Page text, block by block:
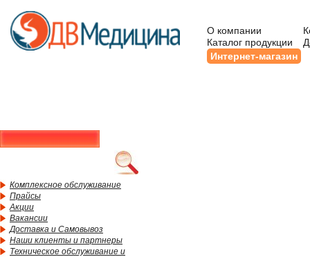
О компании
Каталог продукции
Интернет-магазин
Комплексное обслуживание
Прайсы
Акции
Вакансии
Доставка и Самовывоз
Наши клиенты и партнеры
Техническое обслуживание и